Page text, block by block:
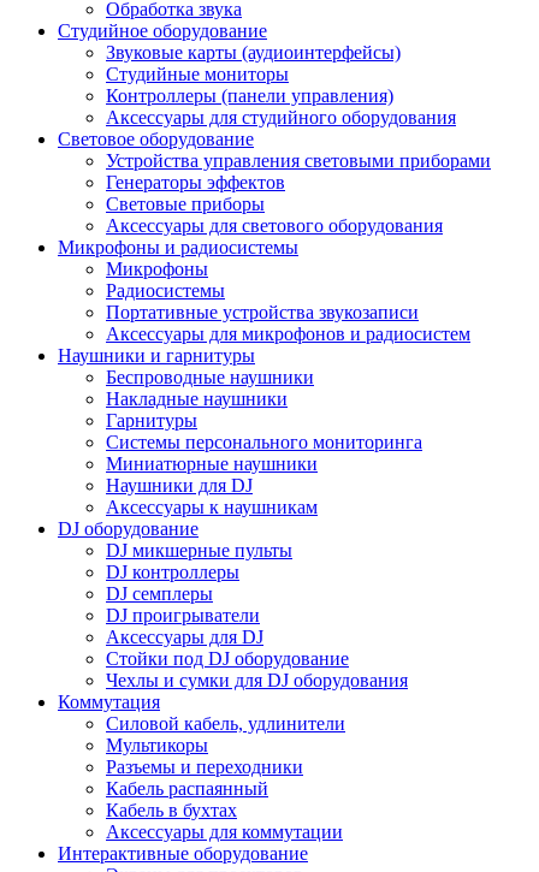
Обработка звука
Студийное оборудование
Звуковые карты (аудиоинтерфейсы)
Студийные мониторы
Контроллеры (панели управления)
Аксессуары для студийного оборудования
Световое оборудование
Устройства управления световыми приборами
Генераторы эффектов
Световые приборы
Аксессуары для светового оборудования
Микрофоны и радиосистемы
Микрофоны
Радиосистемы
Портативные устройства звукозаписи
Аксессуары для микрофонов и радиосистем
Наушники и гарнитуры
Беспроводные наушники
Накладные наушники
Гарнитуры
Системы персонального мониторинга
Миниатюрные наушники
Наушники для DJ
Аксессуары к наушникам
DJ оборудование
DJ микшерные пульты
DJ контроллеры
DJ семплеры
DJ проигрыватели
Аксессуары для DJ
Стойки под DJ оборудование
Чехлы и сумки для DJ оборудования
Коммутация
Силовой кабель, удлинители
Мультикоры
Разъемы и переходники
Кабель распаянный
Кабель в бухтах
Аксессуары для коммутации
Интерактивные оборудование